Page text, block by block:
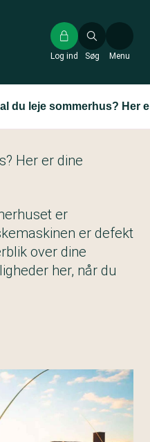
Søg
Log ind Menu
du leje sommerhus? Her
Her er dine
er
er defekt
over dine
her, når du